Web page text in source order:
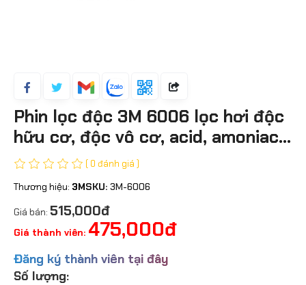
Phin lọc độc 3M 6006 lọc hơi độc
hữu cơ, độc vô cơ, acid, amoniac...
( 0 đánh giá )
Thương hiệu: 3MSKU: 3M-6006
Giá bán: 515,000đ
Giá thành viên: 475,000đ
Đăng ký thành viên tại đây
Số lượng: